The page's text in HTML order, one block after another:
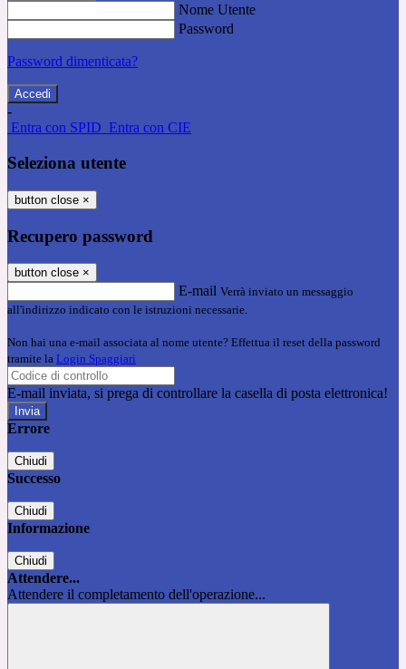
Nome Utente
Password
Password dimenticata?
-
Entra con SPID Entra con CIE
Seleziona utente
button close ×
Recupero password
button close ×
E-mail Verrà inviato un messaggio
all'indirizzo indicato con le istruzioni necessarie.
Non hai una e-mail associata al nome utente? Effettua il reset della password
tramite la Login Spaggiari
E-mail inviata, si prega di controllare la casella di posta elettronica!
Errore
Chiudi
Successo
Chiudi
Informazione
Chiudi
Attendere...
Attendere il completamento dell'operazione...